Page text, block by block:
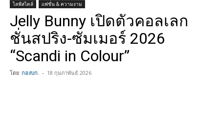
ไลฟ์สไตล์ แฟชั่น & ความงาม
Jelly Bunny เปิดตัวคอลเลก
ชั่นสปริง-ซัมเมอร์ 2026
“Scandi in Colour”
โดย กองบก. - 18 กุมภาพันธ์ 2026